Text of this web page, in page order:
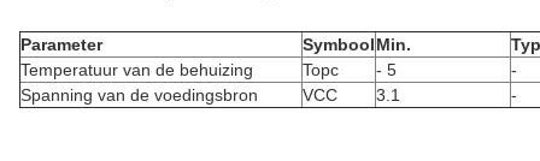
Parameter SymboolMin.
Temperatuur van de behuizing
Topc - 5
-
Spanning van de voedingsbron
VCC 3.1 -